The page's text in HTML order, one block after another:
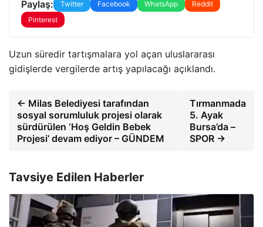
Paylaş: Twitter Facebook WhatsApp
Reddit
Pinterest
Uzun süredir tartışmalara yol açan uluslararası
gidişlerde vergilerde artış yapılacağı açıklandı.
← Milas Belediyesi tarafından
sosyal sorumluluk projesi olarak
sürdürülen ‘Hoş Geldin Bebek
Projesi’ devam ediyor – GÜNDEM
Tırmanmada
5. Ayak
Bursa’da –
SPOR →
Tavsiye Edilen Haberler